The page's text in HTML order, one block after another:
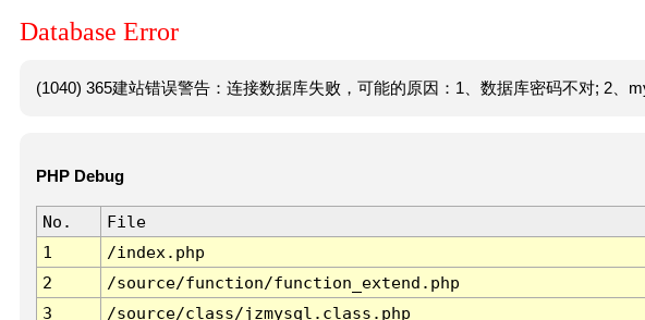
Database Error
(1040) 365建站错误警告：连接数据库失败，可能的原因：1、数据库密码不对; 2、
PHP Debug
No. File
1
/index.php
2
/source/function/function_extend.php
3
/source/class/jzmysql.class.php